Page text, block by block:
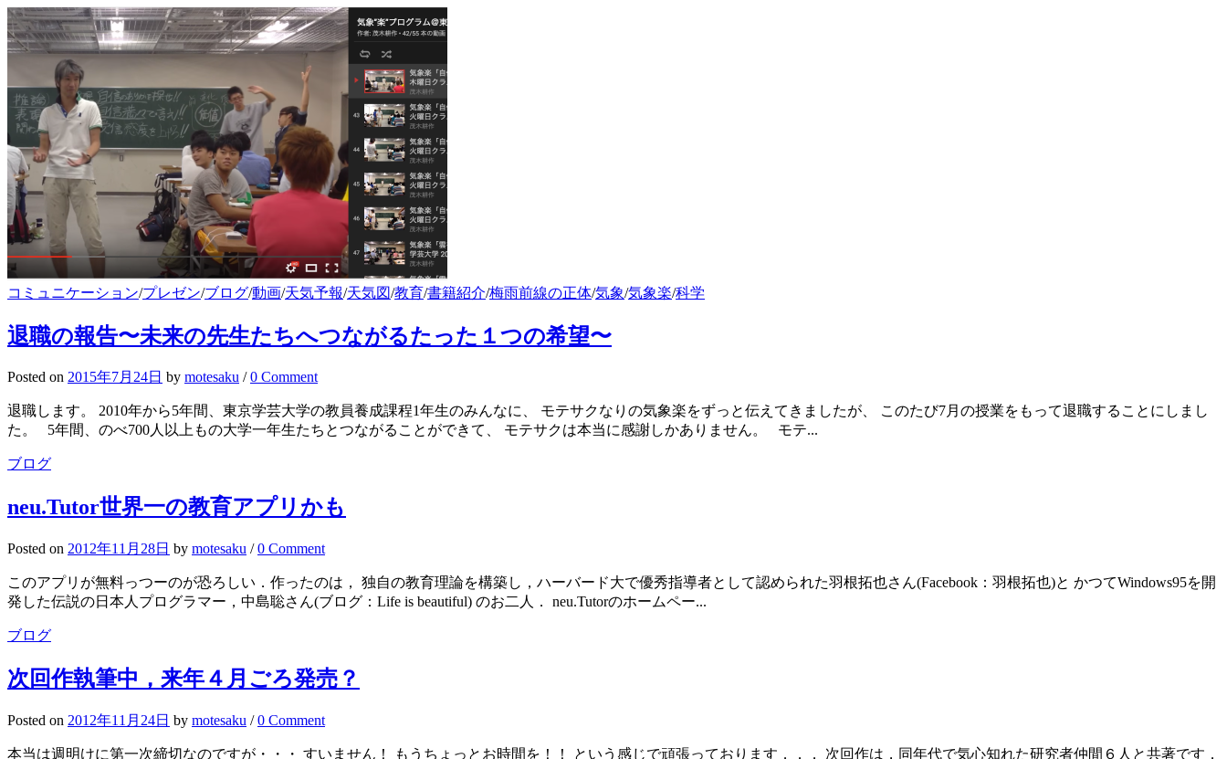
コミュニケーション/プレゼン/ブログ/動画/天気予報/天気図/教育/書籍紹介/梅雨前線の正体/気象/気象楽/科学
退職の報告〜未来の先生たちへつながるたった１つの希望〜
Posted on 2015年7月24日 by motesaku /0 Comment
退職します。 2010年から5年間、東京学芸大学の教員養成課程1年生のみんなに、 モテサクなりの気象楽をずっと伝えてきましたが、 このたび7月の授業をもって退職することにしまし
た。 5年間、のべ700人以上もの大学一年生たちとつながることができて、 モテサクは本当に感謝しかありません。 モテ...
ブログ
neu.Tutor世界一の教育アプリかも
Posted on 2012年11月28日 by motesaku /0 Comment
このアプリが無料っつーのが恐ろしい．作ったのは， 独自の教育理論を構築し，ハーバード大で優秀指導者として認められた羽根拓也さん(Facebook：羽根拓也)と かつてWindows95を開
発した伝説の日本人プログラマー，中島聡さん(ブログ：Life is beautiful) のお二人． neu.Tutorのホームペー...
ブログ
次回作執筆中，来年４月ごろ発売？
Posted on 2012年11月24日 by motesaku /0 Comment
本当は週明けに第一次締切なのですが・・・ すいません！ もうちょっとお時間を！！ という感じで頑張っております．．． 次回作は，同年代で気心知れた研究者仲間６人と共著です．